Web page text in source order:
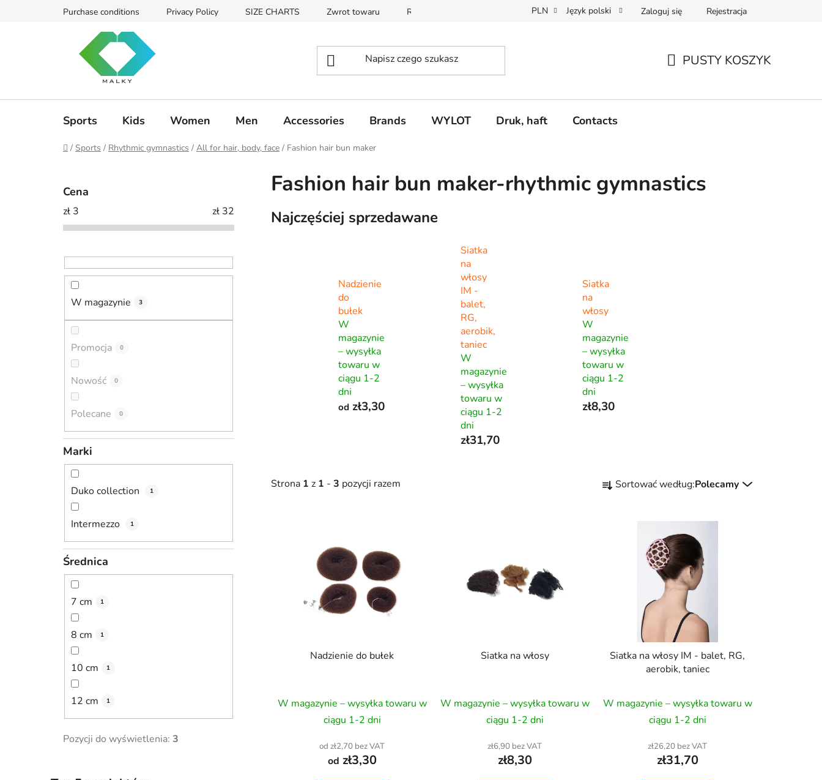
Purchase conditions Privacy Policy SIZE CHARTS Zwrot towaru REKLAMACE PLN Język polski Zaloguj się Rejestracja
PUSTY KOSZYK
Sports Kids Women Men Accessories Brands WYLOT Druk, haft Contacts
Home
/ Sports / Rhythmic gymnastics / All for hair, body, face / Fashion hair bun maker
Cena
zł 3 zł 32
W magazynie 3
Promocja 0
Nowość 0
Polecane 0
Marki
Duko collection 1
Intermezzo 1
Średnica
7 cm 1
8 cm 1
10 cm 1
12 cm 1
Pozycji do wyświetlenia: 3
Fashion hair bun maker-rhythmic gymnastics
Najczęściej sprzedawane
Nadzienie
do
bułek
W
magazynie
– wysyłka
towaru w
ciągu 1-2
dni
od zł3,30
Siatka
na
włosy
IM -
balet,
RG,
aerobik,
taniec
W
magazynie
– wysyłka
towaru w
ciągu 1-2
dni
zł31,70
Siatka
na
włosy
W
magazynie
– wysyłka
towaru w
ciągu 1-2
dni
zł8,30
Strona 1 z 1 - 3 pozycji razem
o
u
Sortować według:Polecamy
Nadzienie do bułek
W magazynie – wysyłka towaru w
ciągu 1-2 dni
od zł2,70 bez VAT
od zł3,30
Siatka na włosy
W magazynie – wysyłka towaru w
ciągu 1-2 dni
zł6,90 bez VAT
zł8,30
Siatka na włosy IM - balet, RG,
aerobik, taniec
W magazynie – wysyłka towaru w
ciągu 1-2 dni
zł26,20 bez VAT
zł31,70